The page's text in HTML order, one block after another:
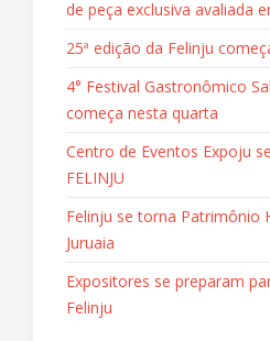
de peça exclusiva avaliada
25ª edição da Felinju
4° Festival Gastronômico
começa nesta quarta
Centro de Eventos Expoju
FELINJU
Felinju se torna Patrimônio
Juruaia
Expositores se preparam
Felinju